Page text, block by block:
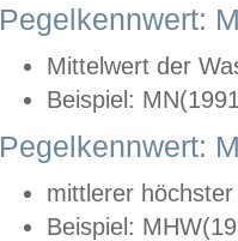
Pegelkennwert:
Mittelwert der
Beispiel:
Pegelkennwert:
mittlerer
Beispiel: